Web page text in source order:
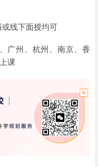
线下面授均可
广州、杭州、南京、香
课